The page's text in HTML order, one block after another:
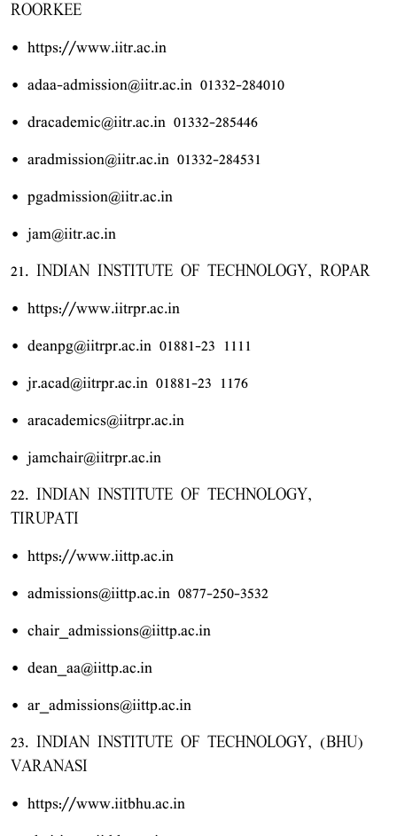
ROORKEE
• https://www.iitr.ac.in
• adaa-admission@iitr.ac.in 01332-284010
• dracademic@iitr.ac.in 01332-285446
• aradmission@iitr.ac.in 01332-284531
• pgadmission@iitr.ac.in
• jam@iitr.ac.in
21. INDIAN INSTITUTE OF TECHNOLOGY, ROPAR
• https://www.iitrpr.ac.in
• deanpg@iitrpr.ac.in 01881-23 1111
• jr.acad@iitrpr.ac.in 01881-23 1176
• aracademics@iitrpr.ac.in
• jamchair@iitrpr.ac.in
22. INDIAN INSTITUTE OF TECHNOLOGY,
TIRUPATI
• https://www.iittp.ac.in
• admissions@iittp.ac.in 0877-250-3532
• chair_admissions@iittp.ac.in
• dean_aa@iittp.ac.in
• ar_admissions@iittp.ac.in
23. INDIAN INSTITUTE OF TECHNOLOGY, (BHU)
VARANASI
• https://www.iitbhu.ac.in